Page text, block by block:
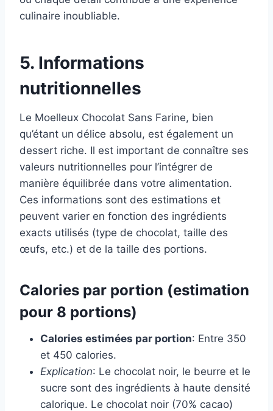
culinaire inoubliable.
5. Informations
nutritionnelles
Le Moelleux Chocolat Sans Farine, bien
qu’étant un délice absolu, est également un
dessert riche. Il est important de connaître ses
valeurs nutritionnelles pour l’intégrer de
manière équilibrée dans votre alimentation.
Ces informations sont des estimations et
peuvent varier en fonction des ingrédients
exacts utilisés (type de chocolat, taille des
œufs, etc.) et de la taille des portions.
Calories par portion (estimation
pour 8 portions)
Calories estimées par portion: Entre 350
et 450 calories.
Explication: Le chocolat noir, le beurre et le
sucre sont des ingrédients à haute densité
calorique. Le chocolat noir (70% cacao)